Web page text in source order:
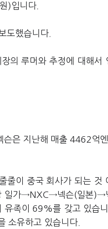
)입니다.
도했습니다.
의 루머와 추정에 대해서
슨은 지난해 매출 4462억
줄이 중국 회사가 되는 것
일가→NXC→넥슨(일본)→
유족이 69%를 갖고 있습
소유하고 있습니다.